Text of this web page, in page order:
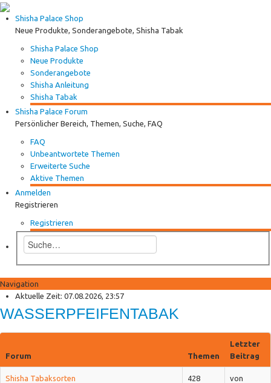
Shisha Palace Shop
Neue Produkte, Sonderangebote, Shisha Tabak
Shisha Palace Shop
Neue Produkte
Sonderangebote
Shisha Anleitung
Shisha Tabak
Shisha Palace Forum
Persönlicher Bereich, Themen, Suche, FAQ
FAQ
Unbeantwortete Themen
Erweiterte Suche
Aktive Themen
Anmelden
Registrieren
Registrieren
Navigation
Anmelden
Registrieren
Shisha Palace Shop
Neue Produkte
Aktuelle Zeit: 07.08.2026, 23:57
WASSERPFEIFENTABAK
Forum Themen
Letzter
Beitrag
Shisha Tabaksorten
428
von